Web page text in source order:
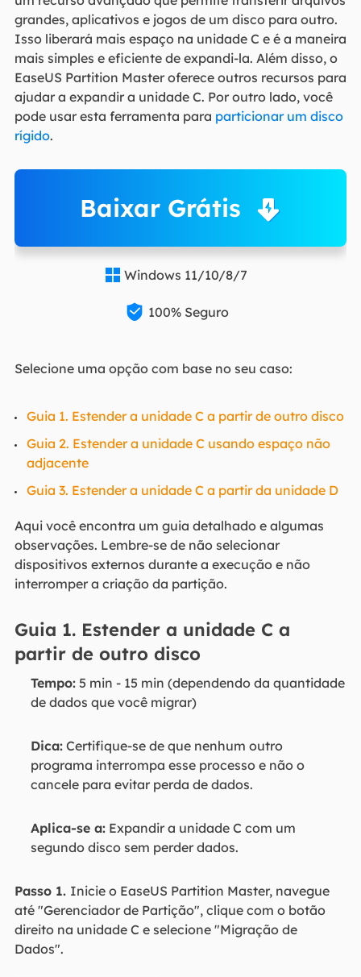
grandes, aplicativos e jogos de um disco para outro.
Isso liberará mais espaço na unidade C e é a maneira
mais simples e eficiente de expandi-la. Além disso, o
EaseUS Partition Master oferece outros recursos para
ajudar a expandir a unidade C. Por outro lado, você
pode usar esta ferramenta para particionar um disco
rígido.
Baixar Grátis
 Windows 11/10/8/7
 100% Seguro
Selecione uma opção com base no seu caso:
Guia 1. Estender a unidade C a partir de outro disco
Guia 2. Estender a unidade C usando espaço não
adjacente
Guia 3. Estender a unidade C a partir da unidade D
Aqui você encontra um guia detalhado e algumas
observações. Lembre-se de não selecionar
dispositivos externos durante a execução e não
interromper a criação da partição.
Guia 1. Estender a unidade C a
partir de outro disco
Tempo:5 min - 15 min (dependendo da quantidade
de dados que você migrar)
Dica:Certifique-se de que nenhum outro
programa interrompa esse processo e não o
cancele para evitar perda de dados.
Aplica-se a:Expandir a unidade C com um
segundo disco sem perder dados.
Passo 1. Inicie o EaseUS Partition Master, navegue
até "Gerenciador de Partição", clique com o botão
direito na unidade C e selecione "Migração de
Dados".